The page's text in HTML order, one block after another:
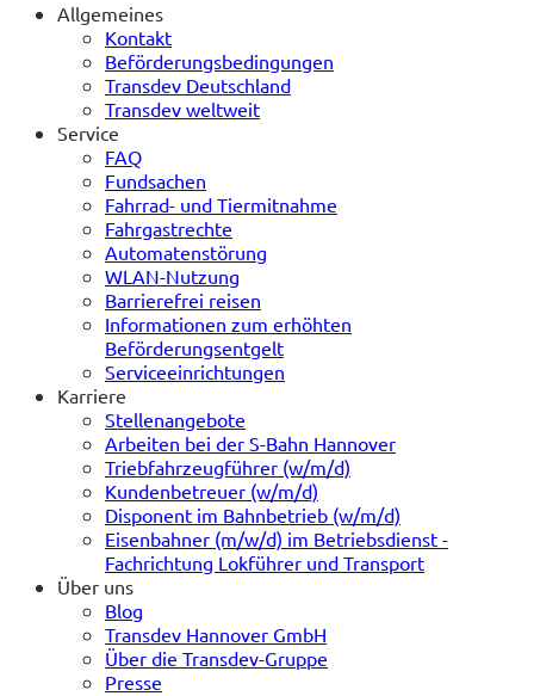
Allgemeines
Kontakt
Beförderungsbedingungen
Transdev Deutschland
Transdev weltweit
Service
FAQ
Fundsachen
Fahrrad- und Tiermitnahme
Fahrgastrechte
Automatenstörung
WLAN-Nutzung
Barrierefrei reisen
Informationen zum erhöhten
Beförderungsentgelt
Serviceeinrichtungen
Karriere
Stellenangebote
Arbeiten bei der S-Bahn Hannover
Triebfahrzeugführer (w/m/d)
Kundenbetreuer (w/m/d)
Disponent im Bahnbetrieb (w/m/d)
Eisenbahner (m/w/d) im Betriebsdienst -
Fachrichtung Lokführer und Transport
Über uns
Blog
Transdev Hannover GmbH
Über die Transdev-Gruppe
Presse